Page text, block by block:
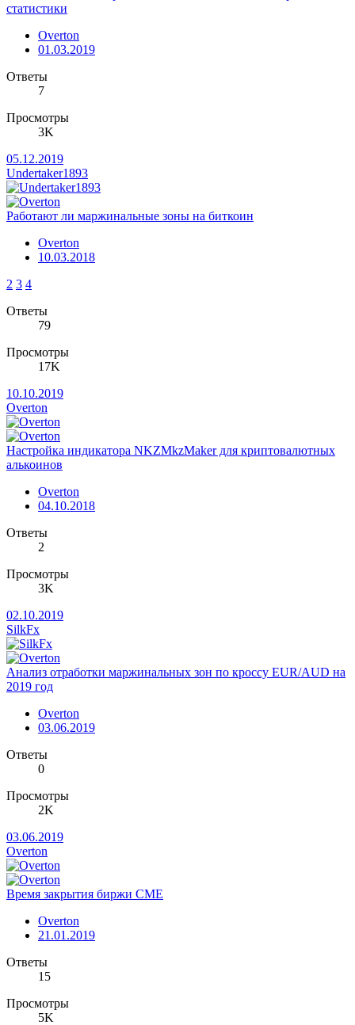
статистики
Overton
01.03.2019
Ответы
7
Просмотры
3K
05.12.2019
Undertaker1893
Работают ли маржинальные зоны на биткоин
Overton
10.03.2018
2 3 4
Ответы
79
Просмотры
17K
10.10.2019
Overton
Настройка индикатора NKZMkzMaker для криптовалютных
алькоинов
Overton
04.10.2018
Ответы
2
Просмотры
3K
02.10.2019
SilkFx
Анализ отработки маржинальных зон по кроссу EUR/AUD на
2019 год
Overton
03.06.2019
Ответы
0
Просмотры
2K
03.06.2019
Overton
Время закрытия биржи CME
Overton
21.01.2019
Ответы
15
Просмотры
5K